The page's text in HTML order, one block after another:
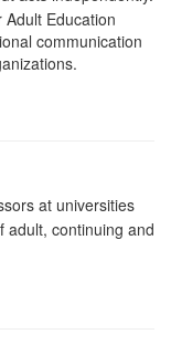
Education
communication
at universities
adult, continuing and